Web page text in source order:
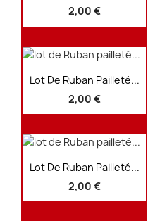
2,00 €
Aperçu rapide
Lot De Ruban Pailleté...
2,00 €
Aperçu rapide
Lot De Ruban Pailleté...
2,00 €